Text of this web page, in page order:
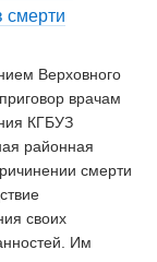
смерти
Верховного
врачам
КГБУЗ
районная
смерти
своих
Им